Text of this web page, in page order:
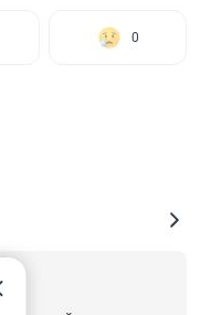
0